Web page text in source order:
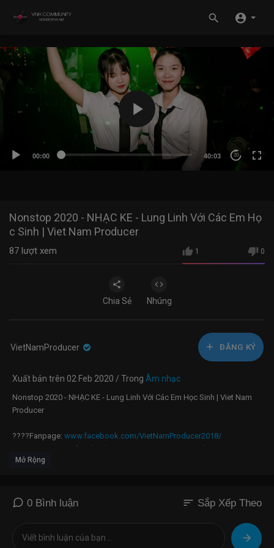
00:00 40:03 20
Nonstop 2020 - NHẠC KE - Lung Linh Với Các Em Họ
c Sinh | Viet Nam Producer
1 0
87 lượt xem
Chia Sẻ Nhúng
VietNamProducer ĐĂNG KÝ
Xuất bản trên 02 Feb 2020 / Trong Âm nhạc
Nonstop 2020 - NHẠC KE - Lung Linh Với Các Em Học Sinh | Viet Nam
Producer
????Fanpage: www.facebook.com/VietNamProducer2018/
www.facebook.com/groups/VietNamProducer/
????Soundcloud:
●▬▬▬▬▬▬▬▬▬▬▬▬▬▬▬▬▬▬●
Vinahouse và là một trong những kênh hàng đầu trong lĩnh vực âm
nhạc Việt Nam.
Mở Rộng
0 Bình luận sort Sắp Xếp Theo